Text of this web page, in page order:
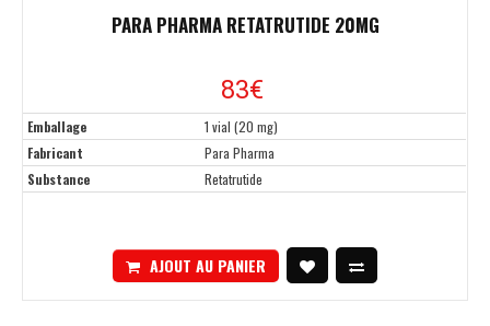
PARA PHARMA RETATRUTIDE 20MG
83€
Emballage
1 vial (20 mg)
Fabricant
Para Pharma
Substance
Retatrutide
AJOUT AU PANIER